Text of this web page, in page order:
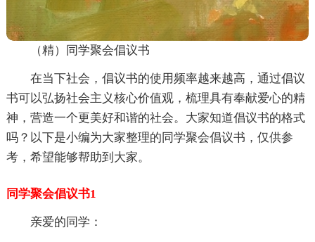
（精）同学聚会倡议书
在当下社会，倡议书的使用频率越来越高，通过倡议
书可以弘扬社会主义核心价值观，梳理具有奉献爱心的精
神，营造一个更美好和谐的社会。大家知道倡议书的格式
吗？以下是小编为大家整理的同学聚会倡议书，仅供参
考，希望能够帮助到大家。
同学聚会倡议书1
亲爱的同学：